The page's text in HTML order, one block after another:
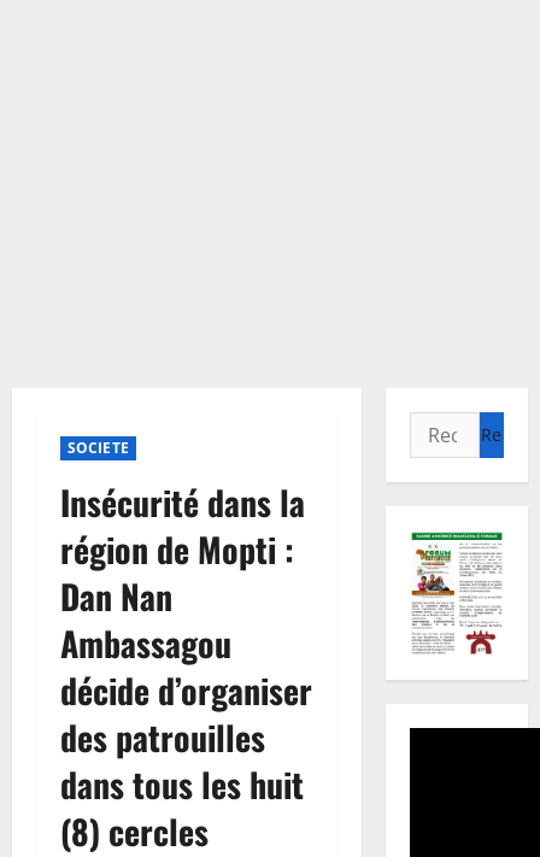
SOCIETE
Insécurité dans la
région de Mopti :
Dan Nan
Ambassagou
décide d’organiser
des patrouilles
dans tous les huit
(8) cercles
Rechercher :